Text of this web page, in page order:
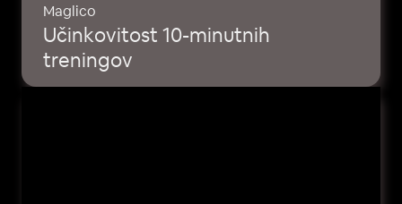
Maglico
Učinkovitost 10-minutnih
treningov